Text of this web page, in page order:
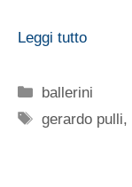
Leggi tutto
Categorie
ballerini
Tag
gerardo pulli,